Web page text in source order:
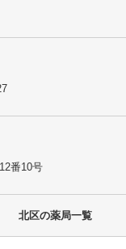
番10号
北区の薬局一覧